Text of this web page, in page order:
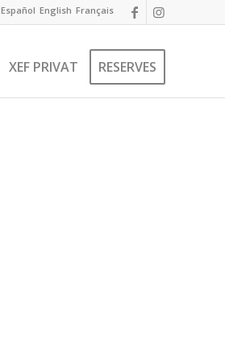
Español English Français
XEF PRIVAT RESERVES